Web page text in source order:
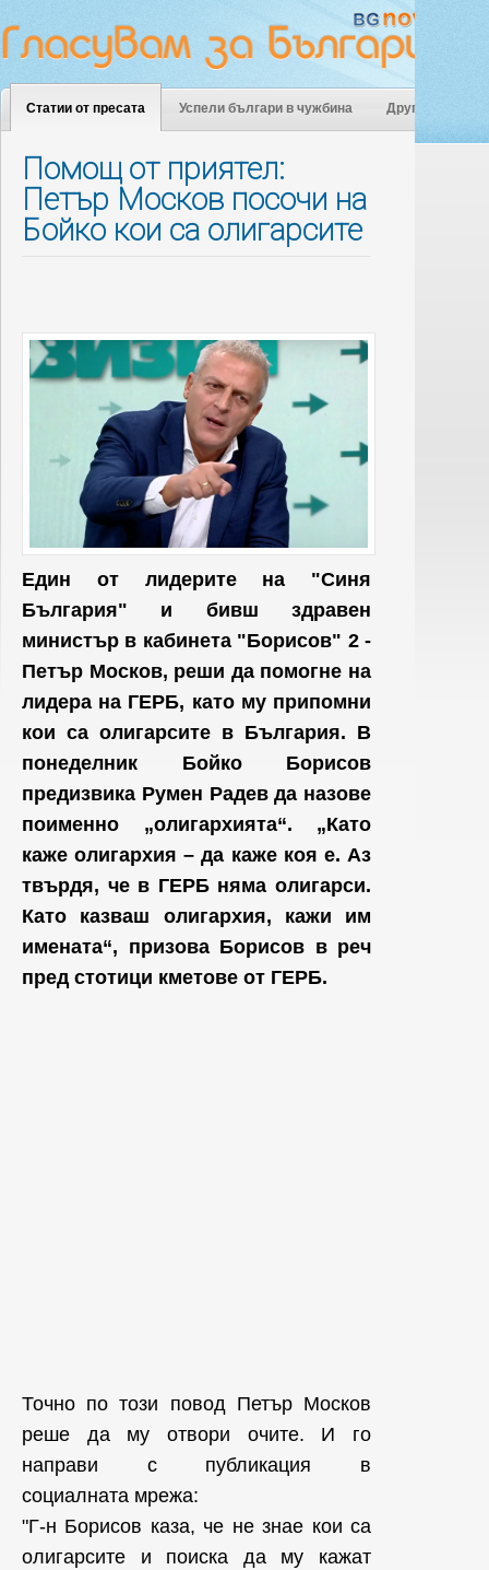
Статии от пресата Успели българи в чужбина Други
Помощ от приятел:
Петър Москов посочи на
Бойко кои са олигарсите
Един от лидерите на "Синя
България" и бивш здравен
министър в кабинета "Борисов" 2 -
Петър Москов, реши да помогне на
лидера на ГЕРБ, като му припомни
кои са олигарсите в България. В
понеделник Бойко Борисов
предизвика Румен Радев да назове
поименно „олигархията“. „Като
каже олигархия – да каже коя е. Аз
твърдя, че в ГЕРБ няма олигарси.
Като казваш олигархия, кажи им
имената“, призова Борисов в реч
пред стотици кметове от ГЕРБ.
Точно по този повод Петър Москов
реше да му отвори очите. И го
направи с публикация в
социалната мрежа:
"Г-н Борисов каза, че не знае кои са
олигарсите и поиска да му кажат